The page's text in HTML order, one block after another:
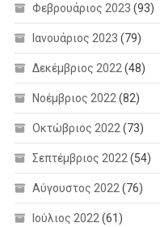
Φεβρουάριος 2023 (93)
Ιανουάριος 2023 (79)
Δεκέμβριος 2022 (48)
Νοέμβριος 2022 (82)
Οκτώβριος 2022 (73)
Σεπτέμβριος 2022 (54)
Αύγουστος 2022 (76)
Ιούλιος 2022 (61)